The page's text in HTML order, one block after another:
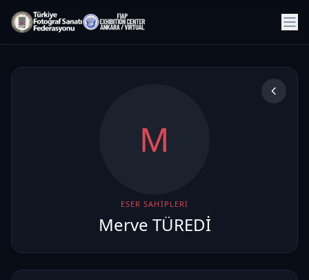
M
ESER SAHIPLERI
Merve TÜREDİ